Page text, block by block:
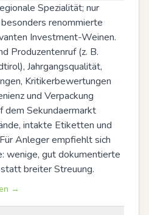
Spezialität; nur
renommierte
Investment-Weinen.
Produzentenruf (z. B.
Jahrgangsqualität,
Kritikerbewertungen
und Verpackung
dem Sekundaermarkt
intakte Etiketten und
Anleger empfiehlt sich
wenige, gut dokumentierte
breiter Streuung.
→